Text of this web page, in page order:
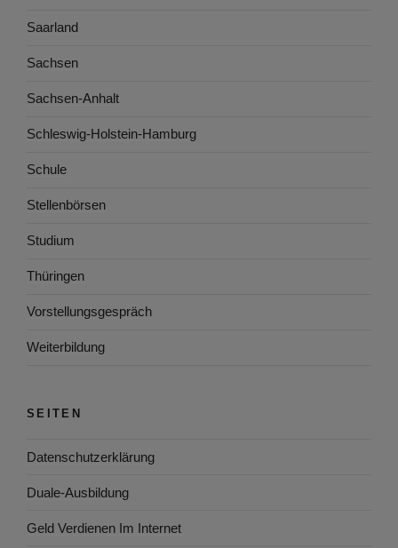
Saarland
Sachsen
Sachsen-Anhalt
Schleswig-Holstein-Hamburg
Schule
Stellenbörsen
Studium
Thüringen
Vorstellungsgespräch
Weiterbildung
SEITEN
Datenschutzerklärung
Duale-Ausbildung
Geld Verdienen Im Internet